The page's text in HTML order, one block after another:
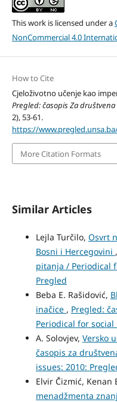
This work is licensed under a
NonCommercial 4.0
How to Cite
Cjeloživotno učenje kao
Pregled: časopis Za
2), 53-61.
https://
More Citation Formats
Similar Articles
Lejla Turčilo, Osvrt
Bosni i Hercegovini ,
pitanja / Periodical
Pregled
Beba E. Rašidović,
inačice , Pregled:
Periodical for social
A. Solovjev, Versko
časopis za
issues: 2010:
Elvir Čizmić, Kenan
menadžmenta